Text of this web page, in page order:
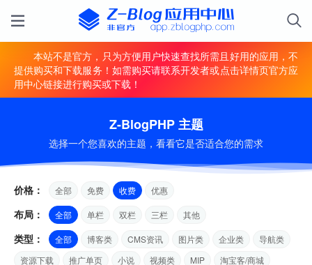
本站不是官方，只为方便用户快速查找所需且好用的应用，不
提供购买和下载服务！如需购买请联系开发者或点击详情页官方应
用中心链接进行购买或下载！
Z-BlogPHP 主题
选择一个您喜欢的主题，看看它是否适合您的需求
价格： 全部 免费 收费 优惠
布局： 全部 单栏 双栏 三栏 其他
类型： 全部 博客类 CMS资讯 图片类 企业类
导航类
资源下载
推广单页 小说 视频类 MIP
淘宝客/商城